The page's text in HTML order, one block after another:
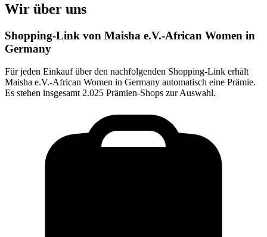
Wir über uns
Shopping-Link von Maisha e.V.-African Women in
Germany
Für jeden Einkauf über den nachfolgenden Shopping-Link erhält
Maisha e.V.-African Women in Germany automatisch eine Prämie.
Es stehen insgesamt 2.025 Prämien-Shops zur Auswahl.